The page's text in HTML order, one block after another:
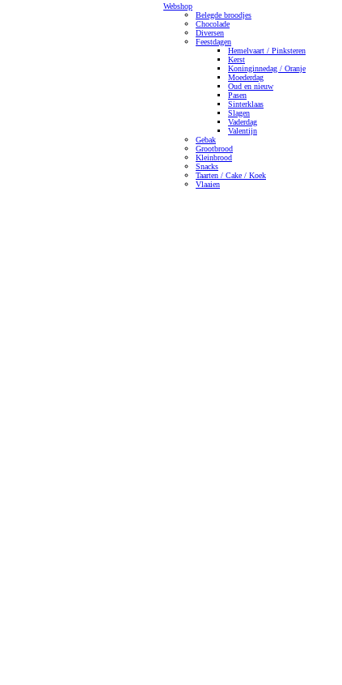
Webshop
Belegde broodjes
Chocolade
Diversen
Feestdagen
Hemelvaart / Pinksteren
Kerst
Koninginnedag / Oranje
Moederdag
Oud en nieuw
Pasen
Sinterklaas
Slagen
Vaderdag
Valentijn
Gebak
Grootbrood
Kleinbrood
Snacks
Taarten / Cake / Koek
Vlaaien